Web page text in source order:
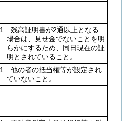
1 残高証明書が2通以上となる
場合は、見せ金でないことを明
らかにするため、同日現在の証
明とされていること。
1 他の者の抵当権等が設定され
ていないこと。